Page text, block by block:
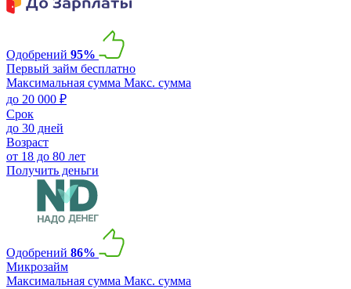
Одобрений 95%
Первый займ бесплатно
Максимальная сумма Макс. сумма
до 20 000 ₽
Срок
до 30 дней
Возраст
от 18 до 80 лет
Получить деньги
Одобрений 86%
Микрозайм
Максимальная сумма Макс. сумма